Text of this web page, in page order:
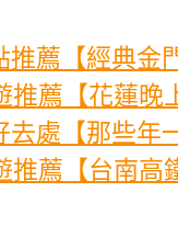
推薦【經典金
推薦【花蓮
去處【那些
推薦【台南